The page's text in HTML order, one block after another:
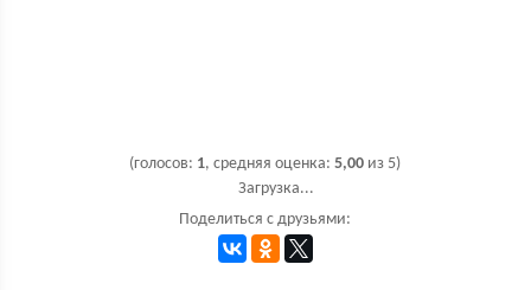
(голосов: 1, средняя оценка:5,00 из 5)
Загрузка...
Поделиться с друзьями: